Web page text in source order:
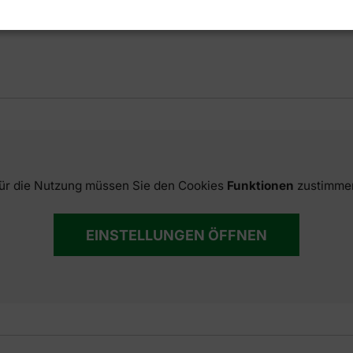
die Nutzung müssen Sie den Cookies Funktionen
EINSTELLUNGEN ÖFFNEN